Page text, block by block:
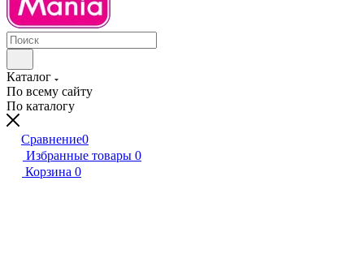
Каталог
По всему сайту
По каталогу
Сравнение0
Избранные товары 0
Корзина 0